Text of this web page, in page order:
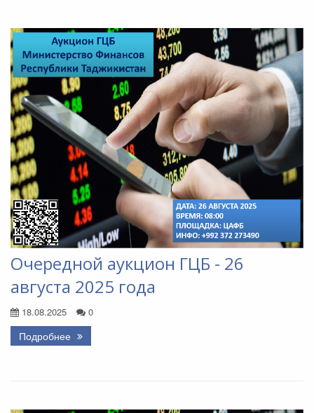
Очередной аукцион ГЦБ - 26
августа 2025 года
18.08.2025 0
Подробнее